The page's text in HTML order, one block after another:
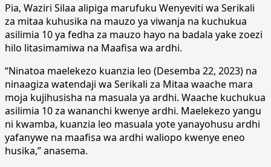
Pia, Waziri Silaa alipiga marufuku Wenyeviti wa Serikali
za mitaa kuhusika na mauzo ya viwanja na kuchukua
asilimia 10 ya fedha za mauzo hayo na badala yake zoezi
hilo litasimamiwa na Maafisa wa ardhi.
“Ninatoa maelekezo kuanzia leo (Desemba 22, 2023) na
ninaagiza watendaji wa Serikali za Mitaa waache mara
moja kujihusisha na masuala ya ardhi. Waache kuchukua
asilimia 10 za wananchi kwenye ardhi. Maelekezo yangu
ni kwamba, kuanzia leo masuala yote yanayohusu ardhi
yafanywe na maafisa wa ardhi waliopo kwenye eneo
husika,” anasema.